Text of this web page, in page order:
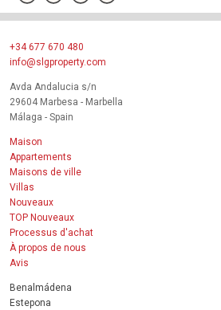
+34 677 670 480
info@slgproperty.com
Avda Andalucia s/n
29604 Marbesa - Marbella
Málaga - Spain
Maison
Appartements
Maisons de ville
Villas
Nouveaux
TOP Nouveaux
Processus d'achat
À propos de nous
Avis
Benalmádena
Estepona